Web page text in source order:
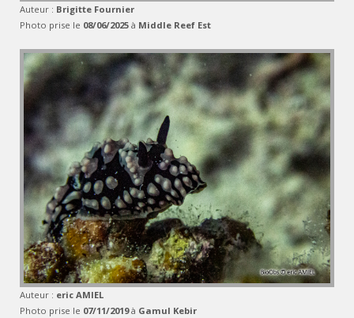
Auteur : Brigitte Fournier
Photo prise le 08/06/2025 à Middle Reef Est
Auteur : eric AMIEL
Photo prise le 07/11/2019à Gamul Kebir